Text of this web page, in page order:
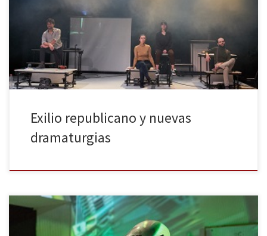
exilio republicano de 1939. Fueron numerosos los actos que se
organizaron a nivel internacional, y también bastantes los
espectáculos que pudieron verse relacionados, de un modo u
otro, con el […]
Exilio republicano y nuevas
dramaturgias